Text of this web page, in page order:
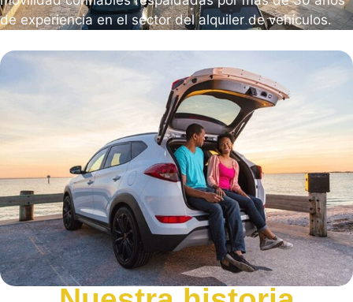
de experiencia en el sector del alquiler de vehículos.